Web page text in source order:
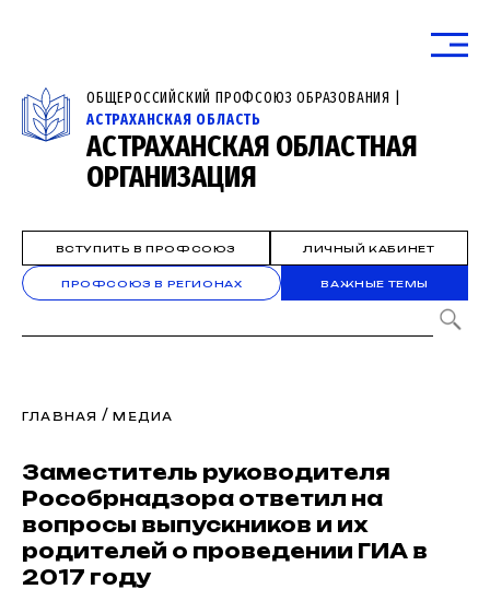
ОБЩЕРОССИЙСКИЙ ПРОФСОЮЗ ОБРАЗОВАНИЯ |
АСТРАХАНСКАЯ ОБЛАСТЬ
АСТРАХАНСКАЯ ОБЛАСТНАЯ
ОРГАНИЗАЦИЯ
ВСТУПИТЬ В ПРОФСОЮЗ ЛИЧНЫЙ КАБИНЕТ
ПРОФСОЮЗ В РЕГИОНАХ ВАЖНЫЕ ТЕМЫ
ГЛАВНАЯ /МЕДИА
Заместитель руководителя
Рособрнадзора ответил на
вопросы выпускников и их
родителей о проведении ГИА в
2017 году